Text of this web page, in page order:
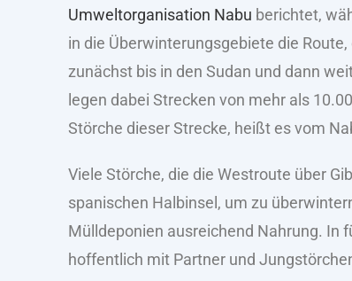
Umweltorganisation Nabu berichtet,
in die Überwinterungsgebiete die
zunächst bis in den Sudan und dann
legen dabei Strecken von mehr als
Störche dieser Strecke, heißt es vom
Viele Störche, die die Westroute über
spanischen Halbinsel, um zu
Mülldeponien ausreichend Nahrung. In
hoffentlich mit Partner und